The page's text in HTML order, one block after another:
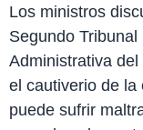
Los ministros
Segundo
Administrativa
el cautiverio de la
puede sufrir